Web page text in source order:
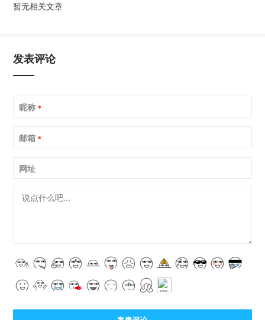
暂无相关文章
发表评论
昵称 *
邮箱 *
网址